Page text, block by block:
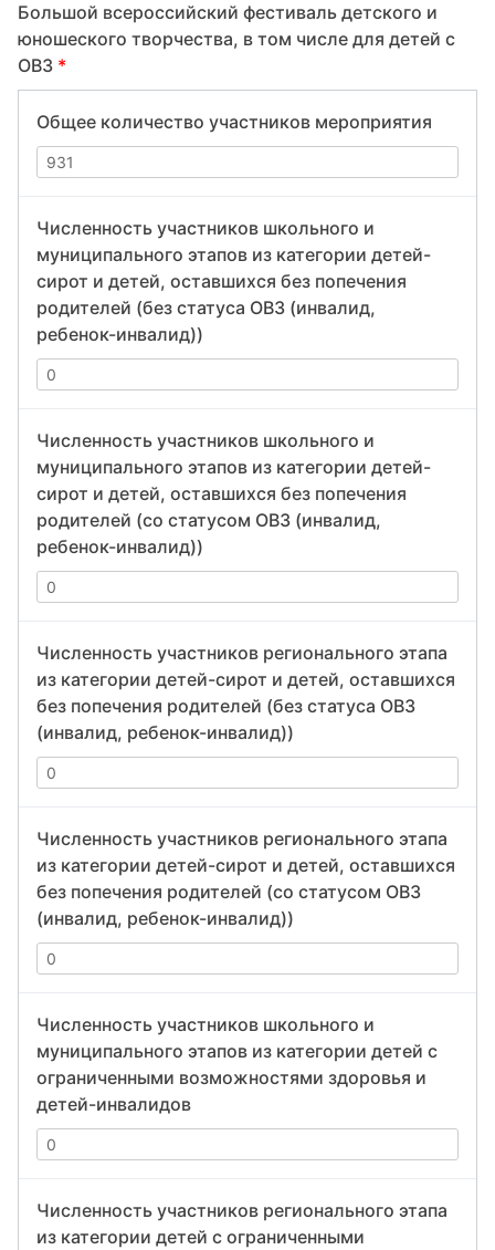
Большой всероссийский фестиваль детского и
юношеского творчества, в том числе для детей с
ОВЗ *
Общее количество участников мероприятия
Численность участников школьного и
муниципального этапов из категории детей-
сирот и детей, оставшихся без попечения
родителей (без статуса ОВЗ (инвалид,
ребенок-инвалид))
Численность участников школьного и
муниципального этапов из категории детей-
сирот и детей, оставшихся без попечения
родителей (со статусом ОВЗ (инвалид,
ребенок-инвалид))
Численность участников регионального этапа
из категории детей-сирот и детей, оставшихся
без попечения родителей (без статуса ОВЗ
(инвалид, ребенок-инвалид))
Численность участников регионального этапа
из категории детей-сирот и детей, оставшихся
без попечения родителей (со статусом ОВЗ
(инвалид, ребенок-инвалид))
Численность участников школьного и
муниципального этапов из категории детей с
ограниченными возможностями здоровья и
детей-инвалидов
Численность участников регионального этапа
из категории детей с ограниченными